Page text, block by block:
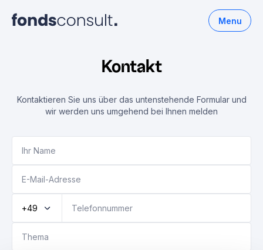
Menu
Kontakt
Kontaktieren Sie uns über das untenstehende Formular und
wir werden uns umgehend bei Ihnen melden
+49